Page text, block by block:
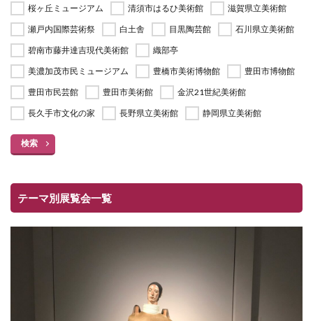
桜ヶ丘ミュージアム
清須市はるひ美術館
滋賀県立美術館
瀬戸内国際芸術祭
白土舎 目黒陶芸館
石川県立美術館
碧南市藤井達吉現代美術館
織部亭
美濃加茂市民ミュージアム
豊橋市美術博物館
豊田市博物館
豊田市民芸館
豊田市美術館
金沢21世紀美術館
長久手市文化の家
長野県立美術館 静岡県立美術館
検索
テーマ別展覧会一覧